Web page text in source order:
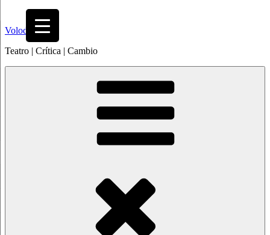
contenido
Volodia
Teatro | Crítica | Cambio